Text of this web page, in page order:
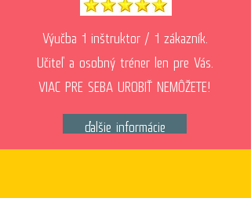
Výučba 1 inštruktor / 1 zákazník.
Učiteľ a osobný tréner len pre Vás.
VIAC PRE SEBA UROBIŤ NEMÔŽETE!
ďalšie informácie